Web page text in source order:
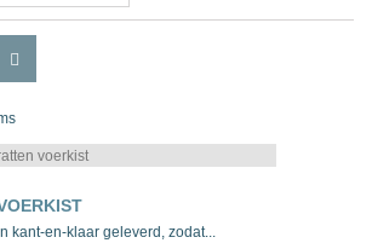
kant-en-klaar geleverd, zodat...